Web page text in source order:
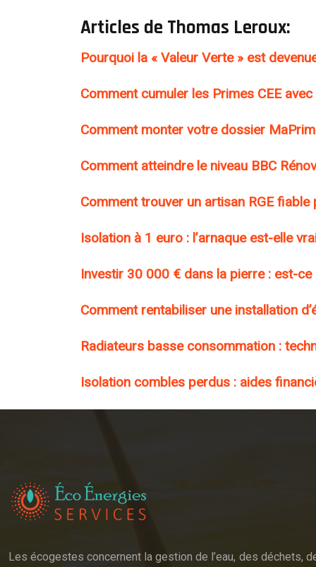
Articles de Thomas Leroux:
Pourquoi la « Valeur Verte » est
Comment cumuler les Primes CEE
Comment monter votre dossier
Comment atteindre le niveau BBC
Comment trouver un artisan RGE
Isolation à 1 euro : l’arnaque est-elle
Investir 30 000 € dans la pierre : est-
Comment rentabiliser une installation
Radiateurs basse consommation :
Isolation combles perdus : aides
Les écogestes concernent la gestion de l’eau, des déchets,